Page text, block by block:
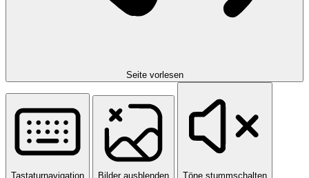
Seite vorlesen
Tastaturnavigation Bilder ausblenden Töne stummschalten